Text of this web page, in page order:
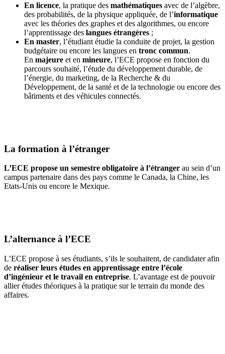
En licence, la pratique des mathématiques avec de l’algèbre,
des probabilités, de la physique appliquée, de l’informatique
avec les théories des graphes et des algorithmes, ou encore
l’apprentissage des langues étrangères ;
En master, l’étudiant étudie la conduite de projet, la gestion
budgétaire ou encore les langues en tronc commun.
En majeure et en mineure, l’ECE propose en fonction du
parcours souhaité, l’étude du développement durable, de
l’énergie, du marketing, de la Recherche & du
Développement, de la santé et de la technologie ou encore des
bâtiments et des véhicules connectés.
La formation à l’étranger
L’ECE propose un semestre obligatoire à l’étranger au sein d’un
campus partenaire dans des pays comme le Canada, la Chine, les
Etats-Unis ou encore le Mexique.
L’alternance à l’ECE
L’ECE propose à ses étudiants, s’ils le souhaitent, de candidater afin
de réaliser leurs études en apprentissage entre l’école
d’ingénieur et le travail en entreprise. L’avantage est de pouvoir
allier études théoriques à la pratique sur le terrain du monde des
affaires.